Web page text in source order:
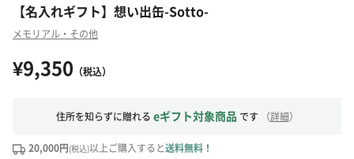
【名入れギフト】想い出缶-Sotto-
メモリアル・その他
¥9,350 （税込）
住所を知らずに贈れる eギフト対象商品 です （詳細）
20,000円(税込)以上ご購入すると送料無料！